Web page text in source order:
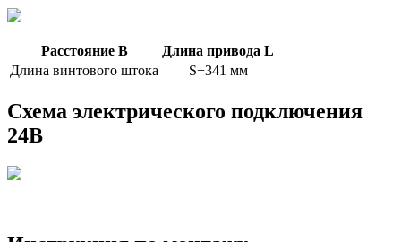
Расстояние В
Длина привода L
Длина винтового штока
S+341 мм
Схема электрического подключения
24B